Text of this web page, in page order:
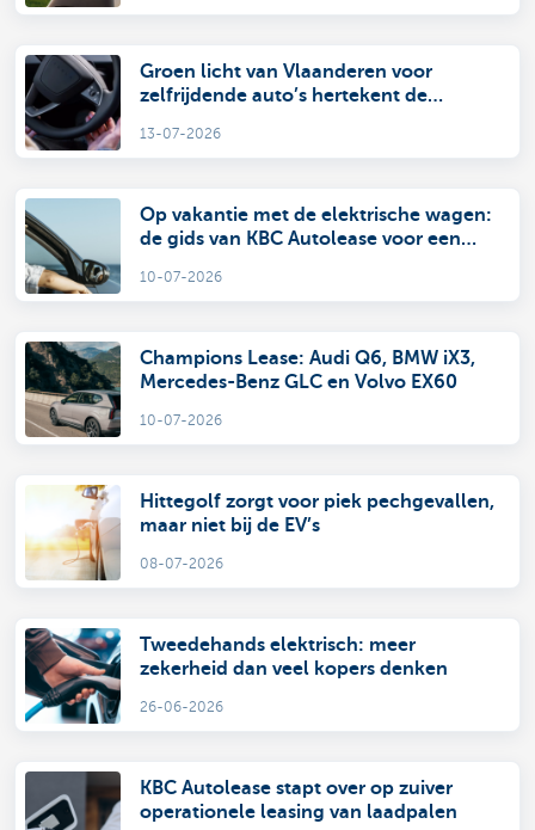
Groen licht van Vlaanderen voor
zelfrijdende auto’s hertekent de
13-07-2026
Op vakantie met de elektrische wagen:
de gids van KBC Autolease voor een
10-07-2026
Champions Lease: Audi Q6, BMW iX3,
Mercedes-Benz GLC en Volvo EX60
10-07-2026
Hittegolf zorgt voor piek pechgevallen,
maar niet bij de EV’s
08-07-2026
Tweedehands elektrisch: meer
zekerheid dan veel kopers denken
26-06-2026
KBC Autolease stapt over op zuiver
operationele leasing van laadpalen